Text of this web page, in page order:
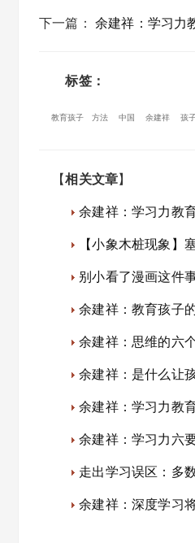
下一篇 ：余建祥：学习力
标签：
教育孩子 方法 中国 余建祥 孩
【相关文章】
余建祥：学习力教
【小象木桩现象】
别小看了漫画这件
余建祥：教育孩子
余建祥：思维的六
余建祥：是什么让
余建祥：学习力教
余建祥：学习力六
走出学习误区：多
余建祥：深度学习